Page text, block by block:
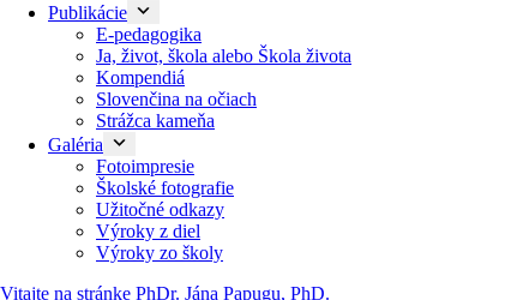
Publikácie
E-pedagogika
Ja, život, škola alebo Škola života
Kompendiá
Slovenčina na očiach
Strážca kameňa
Galéria
Fotoimpresie
Školské fotografie
Užitočné odkazy
Výroky z diel
Výroky zo školy
Vitajte na stránke PhDr. Jána Papugu, PhD.